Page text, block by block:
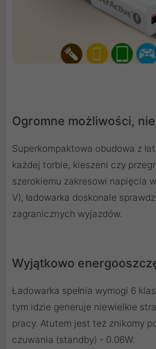
Ogromne możliwości,
Superkompaktowa obudowa z
każdej torbie, kieszeni czy
szerokiemu zakresowi napięcia
V), ładowarka doskonale
zagranicznych wyjazdów.
Wyjątkowo
Ładowarka spełnia wymogi 6
tym idzie generuje niewielkie
pracy. Atutem jest też znikomy
czuwania (standby) - 0.06W.